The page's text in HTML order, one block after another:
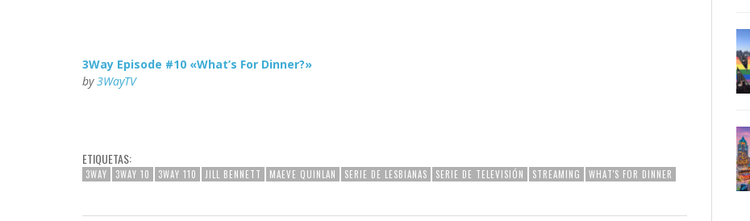
3Way Episode #10 «What’s For Dinner?»
by3WayTV
ETIQUETAS:
3WAY 3WAY 10 3WAY 110 JILL BENNETT MAEVE QUINLAN SERIE DE LESBIANAS SERIE DE TELEVISIÓN STREAMING WHAT'S FOR DINNER